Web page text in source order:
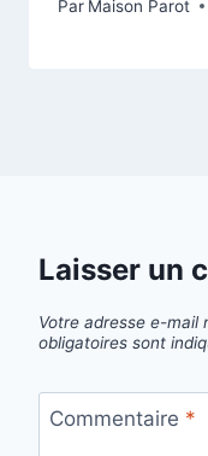
Par Maison Parot
Laisser un
Votre adresse e-mail
obligatoires sont
Commentaire *